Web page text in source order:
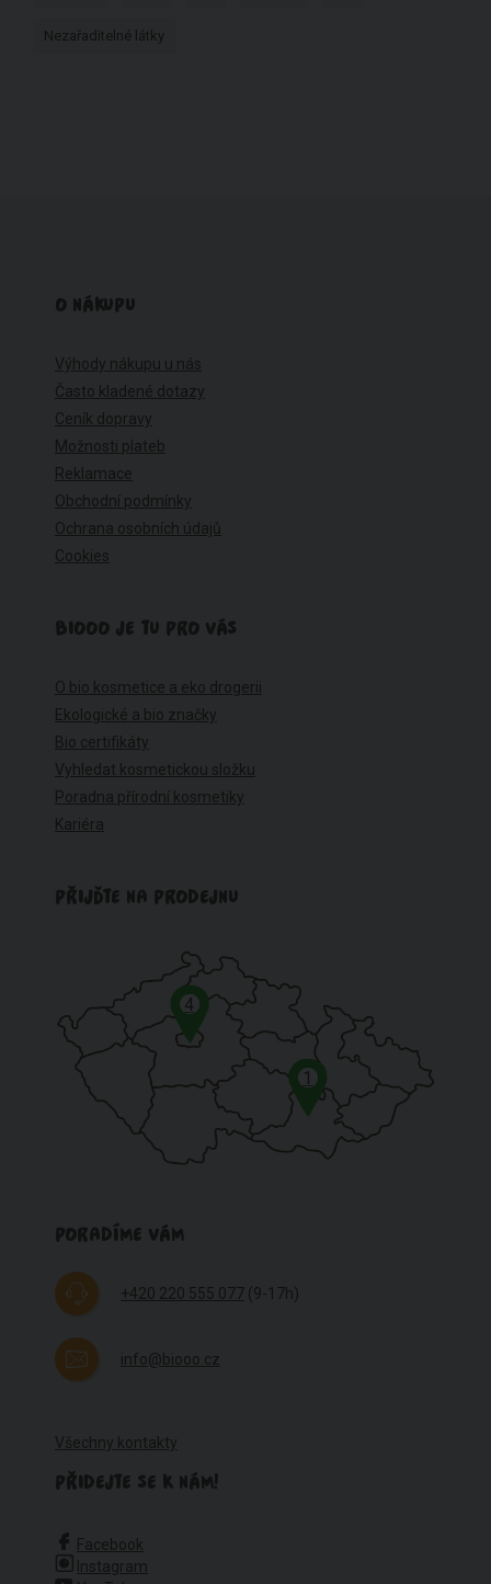
Nezařaditelné látky
O NÁKUPU
Výhody nákupu u nás
Často kladené dotazy
Ceník dopravy
Možnosti plateb
Reklamace
Obchodní podmínky
Ochrana osobních údajů
Cookies
BIOOO JE TU PRO VÁS
O bio kosmetice a eko drogerii
Ekologické a bio značky
Bio certifikáty
Vyhledat kosmetickou složku
Poradna přírodní kosmetiky
Kariéra
PŘIJĎTE NA PRODEJNU
1
4
PORADÍME VÁM
+420 220 555 077 (9-17h)
info@biooo.cz
Všechny kontakty
PŘIDEJTE SE K NÁM!
Facebook
Instagram